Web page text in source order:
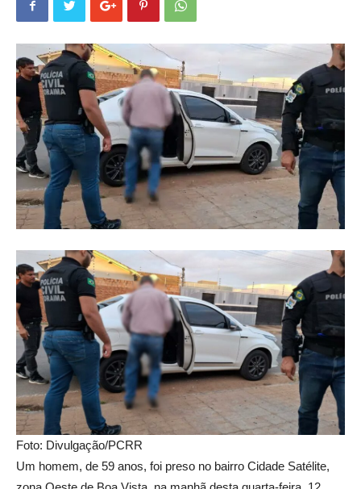
Foto: Divulgação/PCRR
Um homem, de 59 anos, foi preso no bairro Cidade Satélite,